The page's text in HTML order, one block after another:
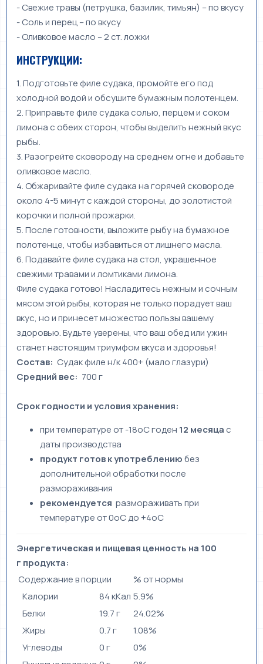
- Свежие травы (петрушка, базилик, тимьян) – по вкусу
- Соль и перец – по вкусу
- Оливковое масло – 2 ст. ложки
ИНСТРУКЦИИ:
1. Подготовьте филе судака, промойте его под
холодной водой и обсушите бумажным полотенцем.
2. Приправьте филе судака солью, перцем и соком
лимона с обеих сторон, чтобы выделить нежный вкус
рыбы.
3. Разогрейте сковороду на среднем огне и добавьте
оливковое масло.
4. Обжаривайте филе судака на горячей сковороде
около 4-5 минут с каждой стороны, до золотистой
корочки и полной прожарки.
5. После готовности, выложите рыбу на бумажное
полотенце, чтобы избавиться от лишнего масла.
6. Подавайте филе судака на стол, украшенное
свежими травами и ломтиками лимона.
Филе судака готово! Насладитесь нежным и сочным
мясом этой рыбы, которая не только порадует ваш
вкус, но и принесет множество пользы вашему
здоровью. Будьте уверены, что ваш обед или ужин
станет настоящим триумфом вкуса и здоровья!
Состав: Судак филе н/к 400+ (мало глазури)
Средний вес: 700 г
Срок годности и условия хранения:
при температуре от -18оС годен 12 месяца с
даты производства
продукт готов к употреблениюбез
дополнительной обработки после
размораживания
рекомендуется размораживать при
температуре от 0оС до +4оС
Энергетическая и пищевая ценность на 100
г продукта:
Содержание в порции
% от нормы
Калории
84 кКал 5.9%
Белки
19.7 г
24.02%
Жиры
0.7 г
1.08%
Углеводы
0 г
0%